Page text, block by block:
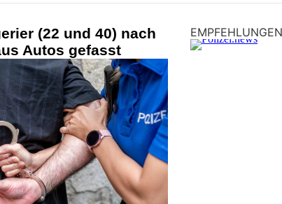
(22 und 40) nach
Autos gefasst
EMPFEHLUNGEN